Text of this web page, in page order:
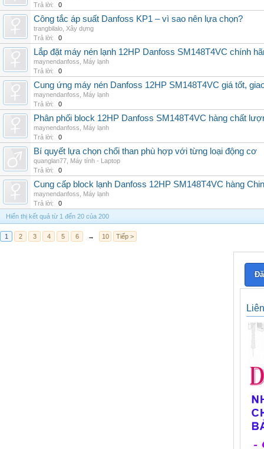
Trả lời:
0
Công tắc áp suất Danfoss KP1 – vì sao nên lựa chọn?
trangbilalo Xây dựng
Trả lời:
0
Lắp đặt máy nén lạnh 12HP Danfoss SM148T4VC chính
maynendanfoss
Máy lạnh
Trả lời:
0
Cung ứng máy nén Danfoss 12HP SM148T4VC giá tốt,
maynendanfoss
Máy lạnh
Trả lời:
0
Phân phối block 12HP Danfoss SM148T4VC hàng chất
maynendanfoss
Máy lạnh
Trả lời:
0
Bí quyết lựa chọn chổi than phù hợp với từng loại động cơ
quanglan77 Máy tính - Laptop
Trả lời:
0
Cung cấp block lạnh Danfoss 12HP SM148T4VC hàng
maynendanfoss
Máy lạnh
Trả lời:
0
Hiển thị kết quả từ 1 đến 20 của 200
1 2 3 4 5 6 → 10 Tiếp >